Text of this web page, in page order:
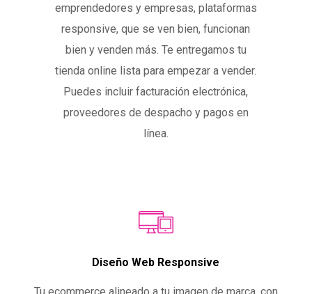
emprendedores y empresas, plataformas
responsive, que se ven bien, funcionan
bien y venden más. Te entregamos tu
tienda online lista para empezar a vender.
Puedes incluir facturación electrónica,
proveedores de despacho y pagos en
línea.
Diseño Web Responsive